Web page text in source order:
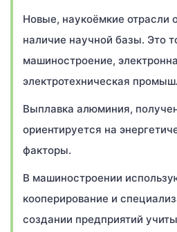
Новые, наукоёмкие отрасли
наличие научной базы. Это
машиностроение,
электротехническая
Выплавка алюминия,
ориентируется на
факторы.
В машиностроении
кооперирование и
создании предприятий